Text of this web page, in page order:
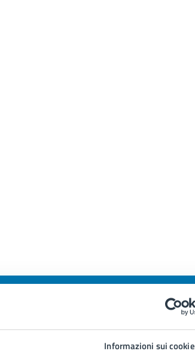
Informazioni sui cookie